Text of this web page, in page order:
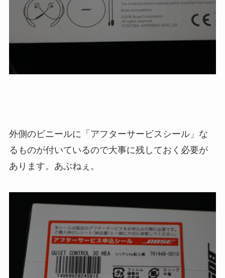
外側のビニールに「アフターサービスシール」な
るものが付いているので大事に残しておく必要が
あります。あぶねぇ。